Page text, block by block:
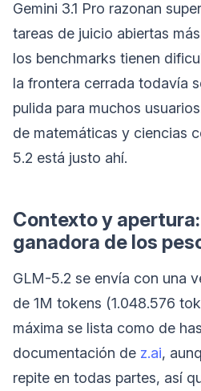
Gemini 3.1 Pro razonan
tareas de juicio abiertas
los benchmarks tienen
la frontera cerrada todavía
pulida para muchos
de matemáticas y ciencias
5.2 está justo ahí.
Contexto y
ganadora de los
GLM-5.2 se envía con una
de 1M tokens (1.048.576
máxima se lista como de
documentación de z.ai,
repite en todas partes, así